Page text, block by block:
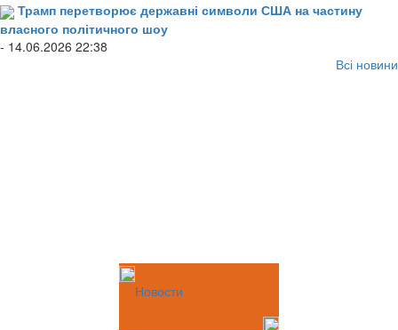
Трамп перетворює державні символи США на частину
власного політичного шоу
- 14.06.2026 22:38
Всі новини
Новости